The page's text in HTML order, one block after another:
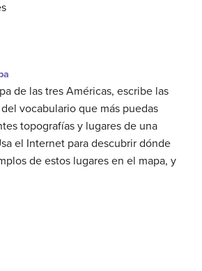
de las tres Américas, escribe las
vocabulario que más puedas
topografías y lugares de una
el Internet para descubrir dónde
de estos lugares en el mapa, y